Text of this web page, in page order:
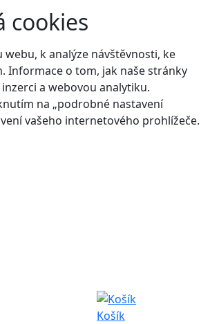
cookies
k analýze návštěvnosti, ke
Informace o tom, jak naše stránky
a webovou analytiku.
na „podrobné nastavení
vašeho internetového prohlížeče.
Košík